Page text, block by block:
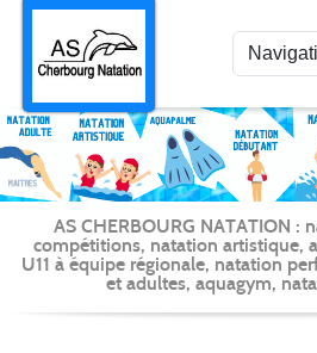
AS CHERBOURG NATATION :
compétitions, natation artistique,
U11 à équipe régionale, natation
et adultes, aquagym,
Panneau de gestion des cookies